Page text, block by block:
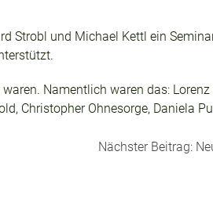
Strobl und Michael Kettl ein
Namentlich waren das: Lorenz
Christopher Ohnesorge, Daniela
Nächster Beitrag: